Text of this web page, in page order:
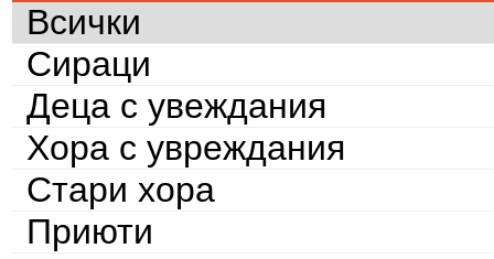
Всички
Сираци
Деца с увеждания
Хора с увреждания
Стари хора
Приюти